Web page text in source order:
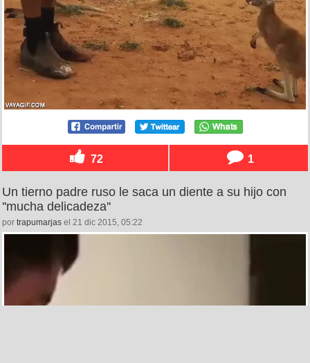
72 1
Un tierno padre ruso le saca un diente a su hijo con
''mucha delicadeza''
por trapumarjas el 21 dic 2015, 05:22